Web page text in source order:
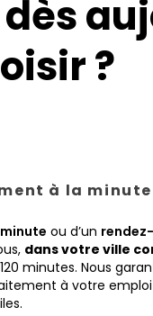
?
à la minute
ou d’un
dans votre ville
minutes. Nous
à votre